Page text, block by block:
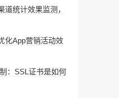
道统计效果监测，
化App营销活动效
：SSL证书是如何